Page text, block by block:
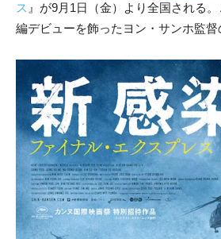
ス 』が9月1日（金）
より全国される
編デビューを飾ったヨン・サンホ監督